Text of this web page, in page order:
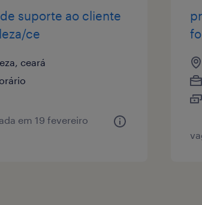
suporte ao cliente
ce
ceará
em 19 fevereiro